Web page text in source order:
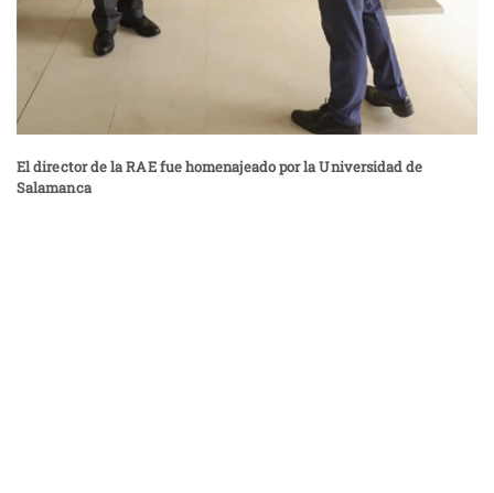
El director de la RAE fue homenajeado por la Universidad de
Salamanca